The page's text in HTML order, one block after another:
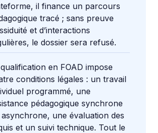
il finance un parcours
tracé ; sans preuve
et d’interactions
le dossier sera refusé.
en FOAD impose
conditions légales : un travail
programmé, une
pédagogique synchrone
une évaluation des
et un suivi technique. Tout le